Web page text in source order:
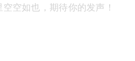
空空如也，期待你的发声！